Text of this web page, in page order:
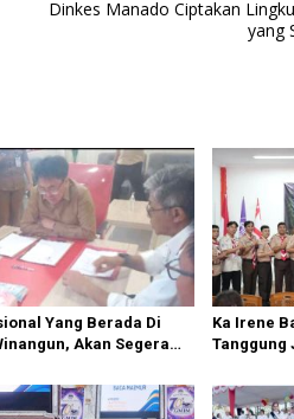
Dinkes Manado Ciptakan
yang
Yang Berada Di
Akan Segera
Ka Irene
Tanggung